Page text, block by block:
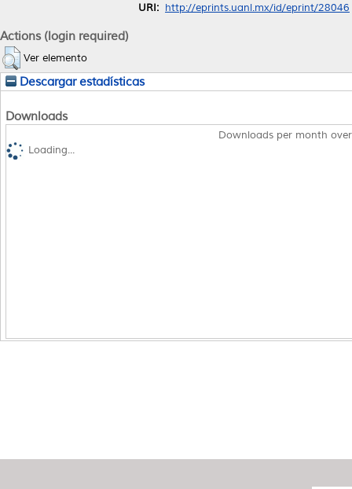
URI: http://eprints.uanl.mx/id/eprint/28046
Actions (login required)
Ver elemento
Descargar estadísticas
Downloads
Downloads per month
Loading...